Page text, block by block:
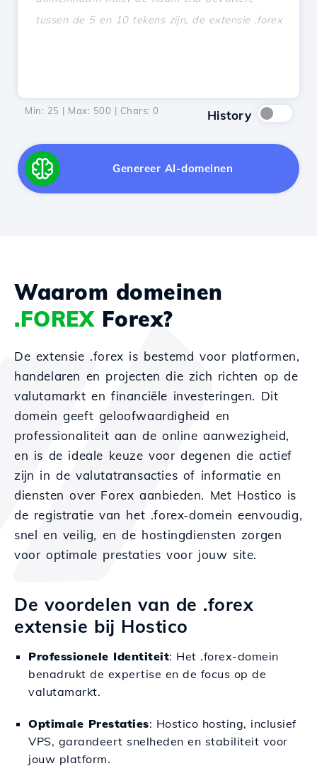
Min: 25 | Max: 500 | Chars: 0 History
Genereer AI-domeinen
Waarom domeinen
.FOREXForex?
De extensie .forex is bestemd voor platformen,
handelaren en projecten die zich richten op de
valutamarkt en financiële investeringen. Dit
domein geeft geloofwaardigheid en
professionaliteit aan de online aanwezigheid,
en is de ideale keuze voor degenen die actief
zijn in de valutatransacties of informatie en
diensten over Forex aanbieden. Met Hostico is
de registratie van het .forex-domein eenvoudig,
snel en veilig, en de hostingdiensten zorgen
voor optimale prestaties voor jouw site.
De voordelen van de .forex
extensie bij Hostico
Professionele Identiteit: Het .forex-domein
benadrukt de expertise en de focus op de
valutamarkt.
Optimale Prestaties: Hostico hosting, inclusief
VPS, garandeert snelheden en stabiliteit voor
jouw platform.